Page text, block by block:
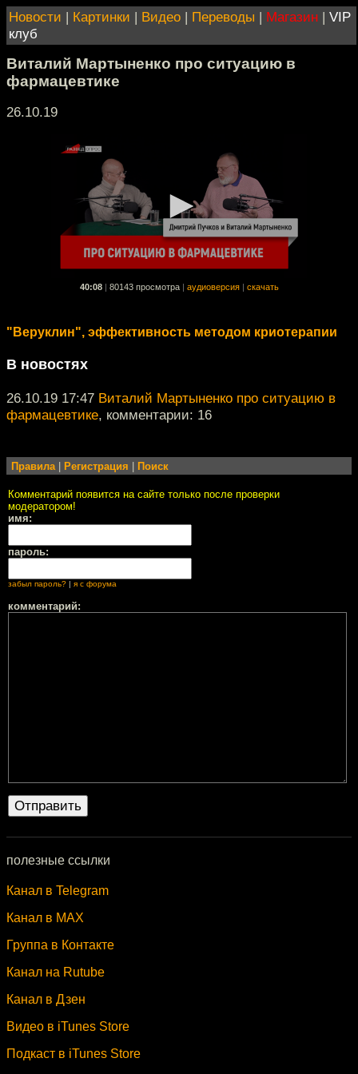
Новости | Картинки | Видео | Переводы | Магазин | VIP
клуб
Виталий Мартыненко про ситуацию в
фармацевтике
26.10.19
40:08 80143 просмотра аудиоверсия скачать
"Веруклин", эффективность методом криотерапии
В новостях
26.10.19 17:47 Виталий Мартыненко про ситуацию в
фармацевтике, комментарии: 16
Правила| Регистрация Поиск
Комментарий появится на сайте только после проверки
модератором!
имя:
пароль:
забыл пароль? я с форума
комментарий:
полезные ссылки
Канал в Telegram
Канал в MAX
Группа в Контакте
Канал на Rutube
Канал в Дзен
Видео в iTunes Store
Подкаст в iTunes Store